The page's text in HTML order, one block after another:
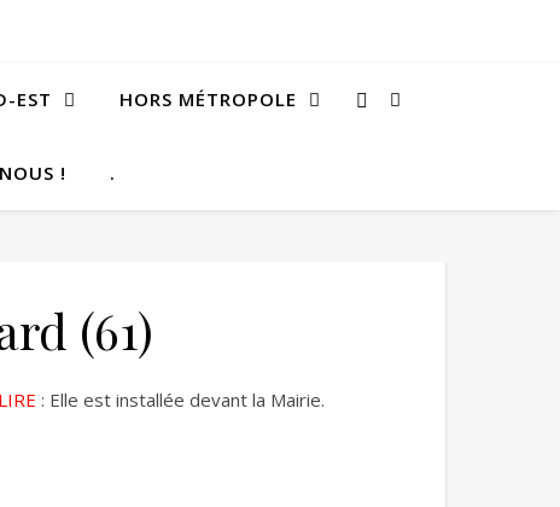
EST HORS MÉTROPOLE
! .
(61)
: Elle est installée devant la Mairie.